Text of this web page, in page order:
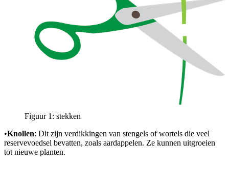
Figuur 1: stekken
•Knollen: Dit zijn verdikkingen van stengels of wortels die veel
reservevoedsel bevatten, zoals aardappelen. Ze kunnen uitgroeien
tot nieuwe planten.